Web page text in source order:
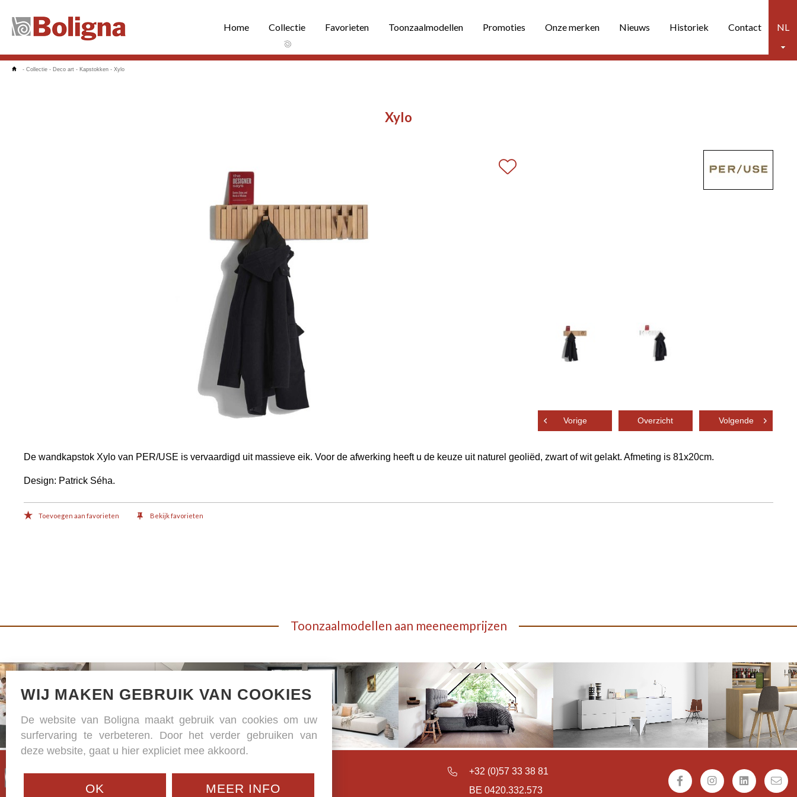
NL
Home Collectie Favorieten Toonzaalmodellen Promoties Onze merken Nieuws Historiek Contact
- Collectie - Deco art - Kapstokken - Xylo
Xylo
Vorige Overzicht Volgende
De wandkapstok Xylo van PER/USE is vervaardigd uit massieve eik. Voor de afwerking heeft u de keuze uit naturel geoliëd, zwart of wit gelakt. Afmeting is 81x20cm.
Design: Patrick Séha.
Toevoegen aan favorieten Bekijk favorieten
Toonzaalmodellen aan meeneemprijzen
Casselstraat 41
B-8970 Poperinge
+32 (0)57 33 38 81
BE 0420.332.573
WIJ MAKEN GEBRUIK VAN COOKIES
De website van Boligna maakt gebruik van cookies om uw
surfervaring te verbeteren. Door het verder gebruiken van
deze website, gaat u hier expliciet mee akkoord.
OK MEER INFO